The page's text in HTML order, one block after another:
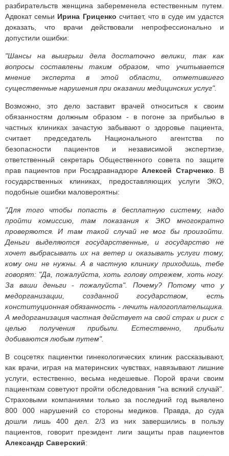
разбирательств женщина забеременела естественным путем.
Адвокат семьи Ирина Гриценко считает, что в суде им удастся
доказать, что врачи действовали непрофессионально и
допустили ошибки:
"Шансы на выигрыш дела достаточно велики, так как
вопросы составлены таким образом, что учитывается
мнение эксперта в этой области, отметившего
существенные нарушения при оказании медицинских услуг".
Возможно, это дело заставит врачей относиться к своим
обязанностям должным образом - в погоне за прибылью в
частных клиниках зачастую забывают о здоровье пациента,
считает председатель Национального агентства по
безопасности пациентов и независимой экспертизе,
ответственный секретарь Общественного совета по защите
прав пациентов при РосздравнадзореАлексей Старченко . В
государственных клиниках, предоставляющих услуги ЭКО,
подобные ошибки маловероятны:
"Для того чтобы попасть в бесплатную систему, надо
пройти комиссию, там показания к ЭКО многократно
проверяются. И там такой случай не мог бы произойти.
Деньги выделяются государственные, и государство не
хочет выбрасывать их на ветер и оказывать услуги тому,
кому они не нужны. А в частную клинику приходишь, тебе
говорят: "Да, пожалуйста, хоть голову отрежем, хоть ногу.
За ваши деньги - пожалуйста". Почему? Потому что у
медорганизации, созданной государством, есть
конституционная обязанность - лечить налогоплательщика.
А медорганизация частная действует на свой страх и риск с
целью получения прибыли. Естественно, прибыли
добиваются любым путем".
В соцсетях пациентки гинекологических клиник рассказывают,
как врачи, играя на материнских чувствах, навязывают лишние
услуги, естественно, весьма недешевые. Порой врачи своим
пациенткам советуют пройти обследования "на всякий случай".
Страховыми компаниями только за последний год выявлено
800 000 нарушений со стороны медиков. Правда, до суда
дошли лишь 400 дел. 2/3 из них завершились в пользу
пациентов, говорит президент лиги защиты прав пациентов
Александр Саверский: